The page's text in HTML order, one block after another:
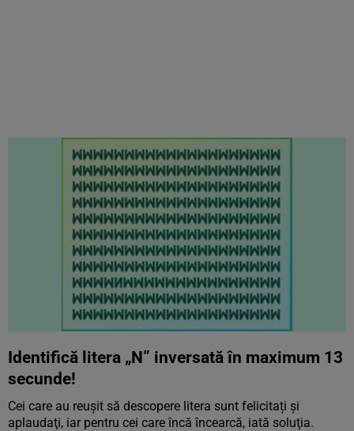
Identifică litera „N” inversată în maximum 13
secunde!
Cei care au reuşit să descopere litera sunt felicitați şi
aplaudaţi, iar pentru cei care încă încearcă, iată soluţia.